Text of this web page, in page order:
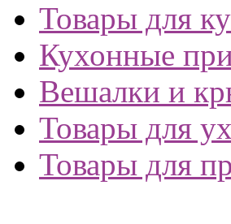
Товары для
Кухонные
Вешалки и
Товары для
Товары для